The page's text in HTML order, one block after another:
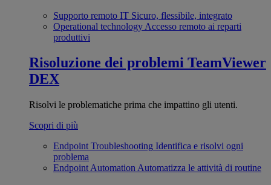
Supporto remoto IT Sicuro, flessibile, integrato
Operational technology Accesso remoto ai reparti
produttivi
Risoluzione dei problemi TeamViewer
DEX
Risolvi le problematiche prima che impattino gli utenti.
Scopri di più
Endpoint Troubleshooting Identifica e risolvi ogni
problema
Endpoint Automation Automatizza le attività di routine